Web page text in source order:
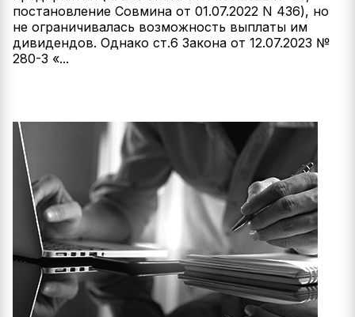
постановление Совмина от 01.07.2022 N 436), но
не ограничивалась возможность выплаты им
дивидендов. Однако ст.6 Закона от 12.07.2023 №
280-З «...